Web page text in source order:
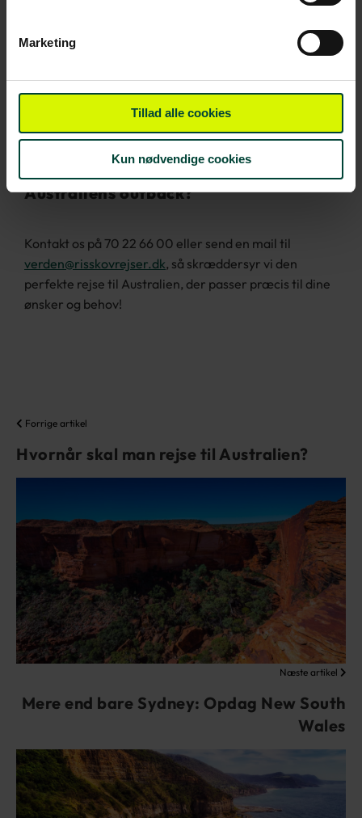
Marketing
Tillad alle cookies
Kun nødvendige cookies
Drømmer du også om et eventyr i
Australiens outback?
Kontakt os på 70 22 66 00 eller send en mail til
verden@risskovrejser.dk, så skræddersyr vi den
perfekte rejse til Australien, der passer præcis til dine
ønsker og behov!
Forrige artikel
Hvornår skal man rejse til Australien?
Næste artikel
Mere end bare Sydney: Opdag New South
Wales